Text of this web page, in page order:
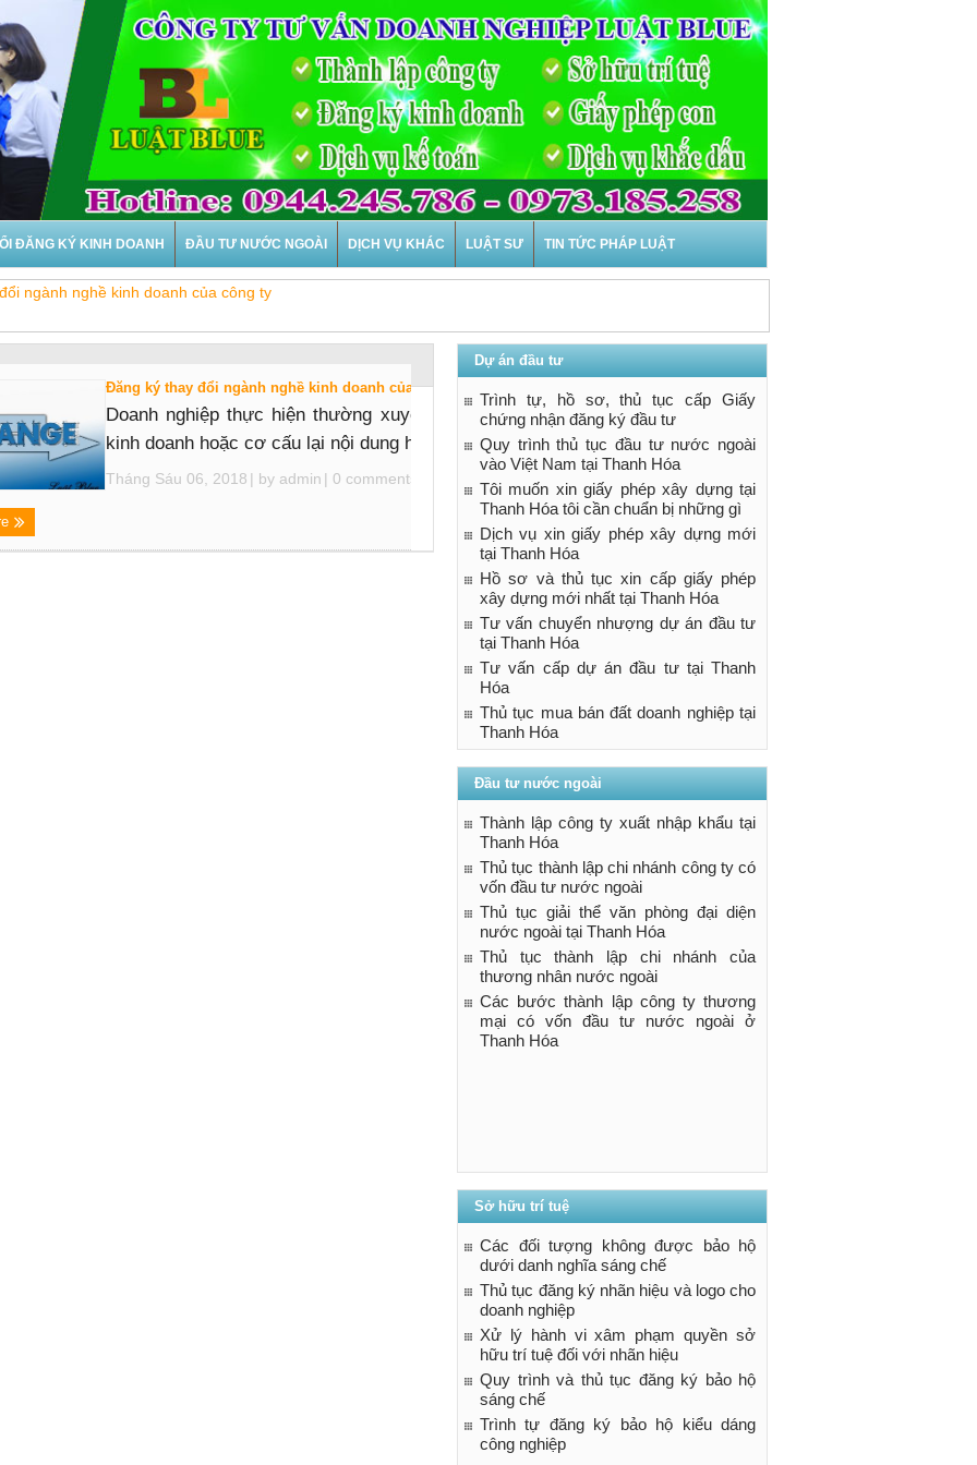
ĐĂNG KÝ KINH DOANH ĐẦU TƯ NƯỚC NGOÀI DỊCH VỤ KHÁC LUẬT SƯ TIN TỨC PHÁP LUẬT
ngành nghề kinh doanh của công ty
Đăng ký thay đổi ngành nghề kinh doanh của công ty tại Thanh Hóa
Doanh nghiệp thực hiện thường xuyên do nhu cầu mở rộng
kinh doanh hoặc cơ cấu lại nội dung hoạt động của ...
Tháng Sáu 06, 2018 | by admin | 0 comments
Dự án đầu tư
Trình tự, hồ sơ, thủ tục cấp Giấy
chứng nhận đăng ký đầu tư
Quy trình thủ tục đầu tư nước ngoài
vào Việt Nam tại Thanh Hóa
Tôi muốn xin giấy phép xây dựng tại
Thanh Hóa tôi cần chuẩn bị những gì
Dịch vụ xin giấy phép xây dựng mới
tại Thanh Hóa
Hồ sơ và thủ tục xin cấp giấy phép
xây dựng mới nhất tại Thanh Hóa
Tư vấn chuyển nhượng dự án đầu tư
tại Thanh Hóa
Tư vấn cấp dự án đầu tư tại Thanh
Hóa
Thủ tục mua bán đất doanh nghiệp tại
Thanh Hóa
Đầu tư nước ngoài
Thành lập công ty xuất nhập khẩu tại
Thanh Hóa
Thủ tục thành lập chi nhánh công ty có
vốn đầu tư nước ngoài
Thủ tục giải thể văn phòng đại diện
nước ngoài tại Thanh Hóa
Thủ tục thành lập chi nhánh của
thương nhân nước ngoài
Các bước thành lập công ty thương
mại có vốn đầu tư nước ngoài ở
Thanh Hóa
Sở hữu trí tuệ
Các đối tượng không được bảo hộ
dưới danh nghĩa sáng chế
Thủ tục đăng ký nhãn hiệu và logo cho
doanh nghiệp
Xử lý hành vi xâm phạm quyền sở
hữu trí tuệ đối với nhãn hiệu
Quy trình và thủ tục đăng ký bảo hộ
sáng chế
Trình tự đăng ký bảo hộ kiểu dáng
công nghiệp